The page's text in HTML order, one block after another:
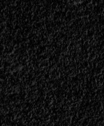
En
Blanco
Y
Negro</div>